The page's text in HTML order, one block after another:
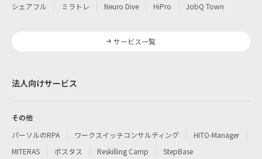
シェアフル
ミラトレ Neuro Dive HiPro JobQ Town
サービス一覧
法人向けサービス
その他
パーソルのRPA
ワークスイッチコンサルティング
HITO-Manager
MITERAS
ポスタス Reskilling Camp StepBase